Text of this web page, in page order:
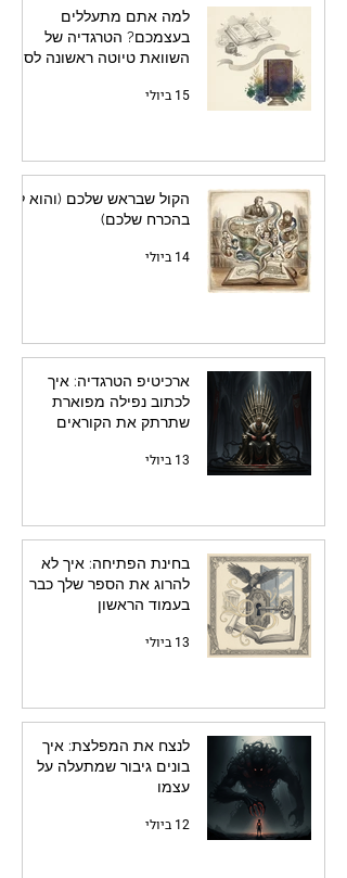
למה אתם מתעללים
בעצמכם? הטרגדיה של
השוואת טיוטה ראשונה לספר
15 ביולי
הקול שבראש שלכם (והוא לא
בהכרח שלכם)
14 ביולי
ארכיטיפ הטרגדיה: איך
לכתוב נפילה מפוארת
שתרתק את הקוראים
13 ביולי
בחינת הפתיחה: איך לא
להרוג את הספר שלך כבר
בעמוד הראשון
13 ביולי
לנצח את המפלצת: איך
בונים גיבור שמתעלה על
עצמו
12 ביולי